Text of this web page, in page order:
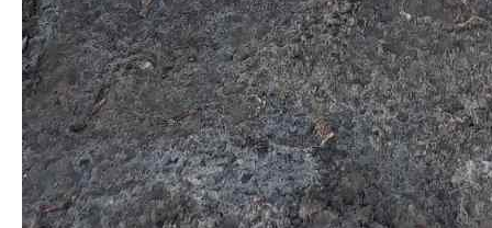
Який і де замовити
металопрокат?
Предыдущая запись
мультфільмів з новорічно-
різдвяною тематикою
Следующая запись
Добавить комментарий